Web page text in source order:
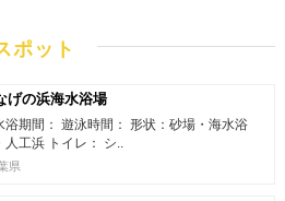
ポット
げの浜海水浴場
浴期間： 遊泳時間： 形状：砂場・海水浴
人工浜 トイレ： シ..
県